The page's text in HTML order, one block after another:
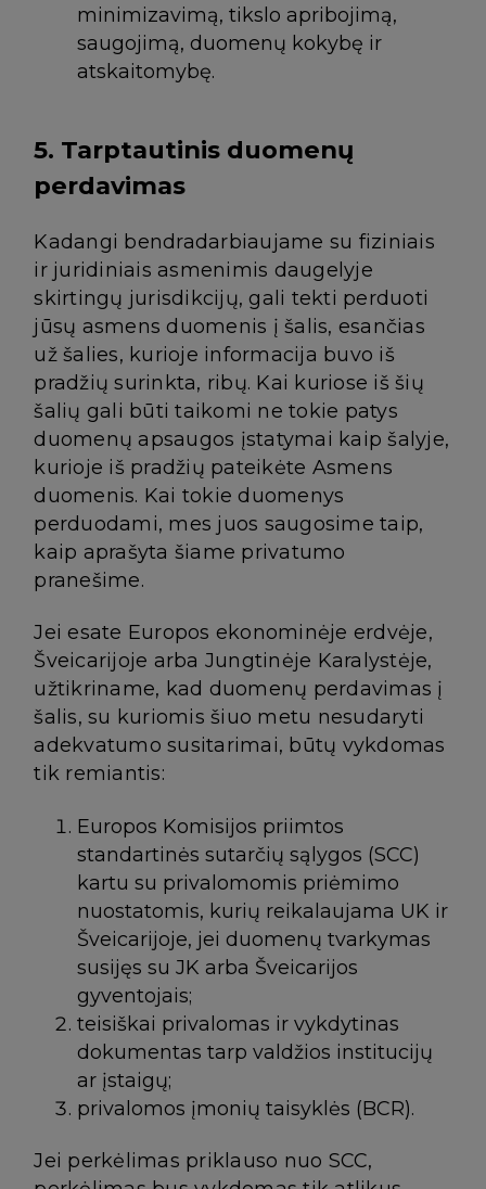
minimizavimą, tikslo apribojimą,
saugojimą, duomenų kokybę ir
atskaitomybę.
5. Tarptautinis duomenų
perdavimas
Kadangi bendradarbiaujame su fiziniais
ir juridiniais asmenimis daugelyje
skirtingų jurisdikcijų, gali tekti perduoti
jūsų asmens duomenis į šalis, esančias
už šalies, kurioje informacija buvo iš
pradžių surinkta, ribų. Kai kuriose iš šių
šalių gali būti taikomi ne tokie patys
duomenų apsaugos įstatymai kaip šalyje,
kurioje iš pradžių pateikėte Asmens
duomenis. Kai tokie duomenys
perduodami, mes juos saugosime taip,
kaip aprašyta šiame privatumo
pranešime.
Jei esate Europos ekonominėje erdvėje,
Šveicarijoje arba Jungtinėje Karalystėje,
užtikriname, kad duomenų perdavimas į
šalis, su kuriomis šiuo metu nesudaryti
adekvatumo susitarimai, būtų vykdomas
tik remiantis:
Europos Komisijos priimtos
standartinės sutarčių sąlygos (SCC)
kartu su privalomomis priėmimo
nuostatomis, kurių reikalaujama UK ir
Šveicarijoje, jei duomenų tvarkymas
susijęs su JK arba Šveicarijos
gyventojais;
teisiškai privalomas ir vykdytinas
dokumentas tarp valdžios institucijų
ar įstaigų;
privalomos įmonių taisyklės (BCR).
Jei perkėlimas priklauso nuo SCC,